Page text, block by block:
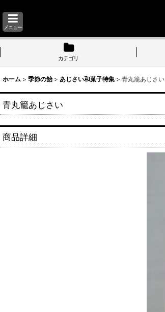
メニュー
カテゴリ
ホーム > 季節の飴 > あじさい和菓子特集 > 青丸籠あじさい
青丸籠あじさい
商品詳細